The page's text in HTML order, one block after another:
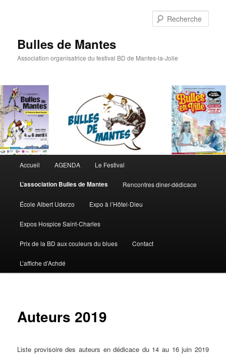
Bulles de Mantes
Association organisatrice du festival BD de Mantes-la-Jolie
Aller au contenu principal
Aller au contenu secondaire
Accueil AGENDA Le Festival
L’association Bulles de Mantes Rencontres diner-dédicace
École Albert Uderzo Expo à l’Hôtel-Dieu
Expos Hospice Saint-Charles
Prix de la BD aux couleurs du blues Contact
L’affiche d’Achdé
Auteurs 2019
Liste provisoire des auteurs en dédicace du 14 au 16 juin 2019